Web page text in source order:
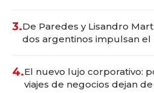
3.De Paredes y Lisandro
dos argentinos impulsan
4.El nuevo lujo corporativo:
viajes de negocios dejan